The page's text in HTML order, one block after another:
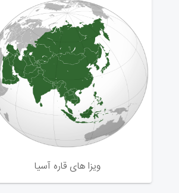
ویزا های قاره آسیا